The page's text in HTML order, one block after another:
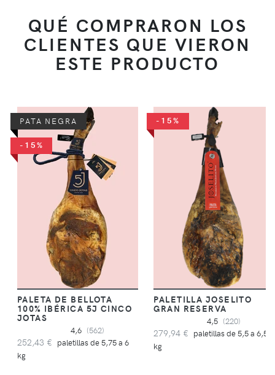
QUÉ COMPRARON LOS
CLIENTES QUE VIERON
ESTE PRODUCTO
PATA NEGRA
-15%
PALETA DE BELLOTA
100% IBÉRICA 5J CINCO
JOTAS
4,6 (562)
252,43 € paletillas de 5,75 a 6
kg
-15%
PALETILLA JOSELITO
GRAN RESERVA
4,5 (220)
279,94 € paletillas de 5,5 a 6,5
kg